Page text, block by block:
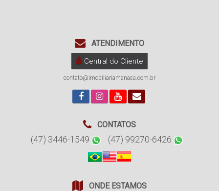
ATENDIMENTO
Central do Cliente
contato@imobiliariamanaca.com.br
CONTATOS
(47) 3446-1549 (47) 99270-6426
ONDE ESTAMOS